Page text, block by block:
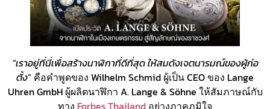
“เราอยู่ที่นี่เพื่อสร้างนาฬิกาที่ดีที่สุด ให้สมดังเจตนารมณ์ของผู้ก่อ
ตั้ง” คือคำพูดของ Wilhelm Schmid ผู้เป็น CEO ของ Lange
Uhren GmbH ผู้ผลิตนาฬิกา A. Lange & Söhne ให้สัมภาษณ์กับ
ทาง Forbes Thailand อย่างภาคภูมิใจ